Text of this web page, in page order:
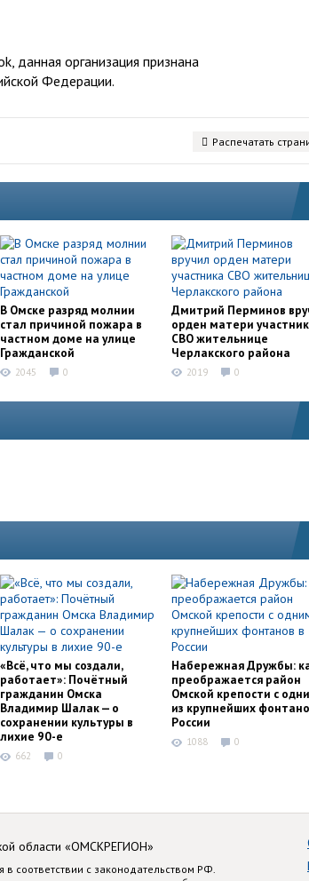
данная организация признана
Федерации.
Распечатать
В Омске разряд молнии
стал причиной пожара в
частном доме на улице
Гражданской
2045 0
Дмитрий Перминов
орден матери
СВО жительнице
Черлакского района
2019 0
«Всё, что мы создали,
работает»: Почётный
гражданин Омска
Владимир Шалак — о
сохранении культуры в
лихие 90-е
662 0
Набережная Дружбы:
преображается район
Омской крепости с
из крупнейших
России
1088 0
области «ОМСКРЕГИОН»
в соответствии с законодательством РФ.